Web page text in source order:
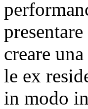
creare
le ex
in modo